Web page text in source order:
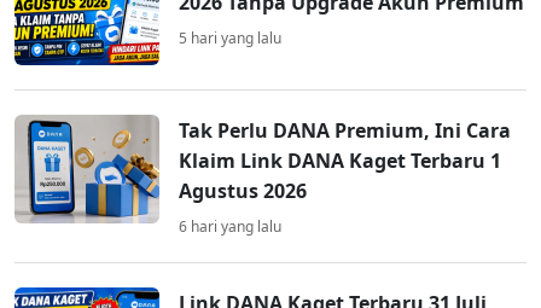
5 hari yang lalu
Tak Perlu DANA Premium, Ini Cara
Klaim Link DANA Kaget Terbaru 1
Agustus 2026
6 hari yang lalu